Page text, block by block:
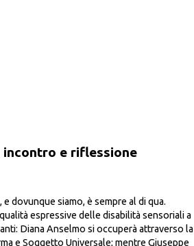
incontro e riflessione
dovunque siamo, è sempre al di qua.
espressive delle disabilità sensoriali a
Diana Anselmo si occuperà attraverso la
e Soggetto Universale; mentre Giuseppe